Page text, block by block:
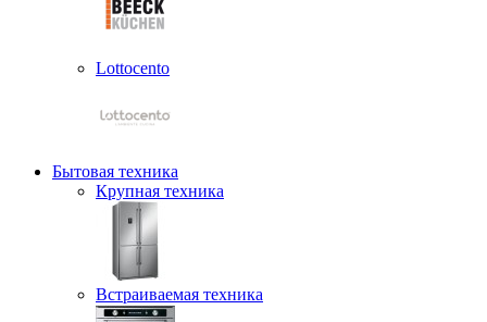
Lottocento
Бытовая техника
Крупная техника
Встраиваемая техника